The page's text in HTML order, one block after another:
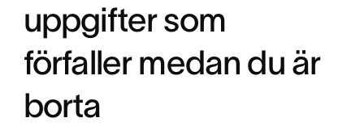
uppgifter som
förfaller medan du är
borta